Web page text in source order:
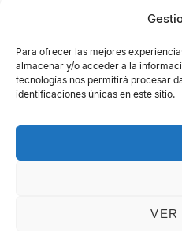
Para ofrecer las mejores
almacenar y/o acceder a la
tecnologías nos permitirá procesar
identificaciones únicas en este sitio.
VER